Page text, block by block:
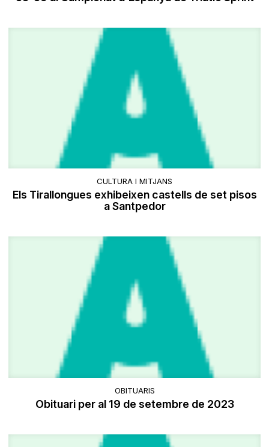
CULTURA I MITJANS
Els Tirallongues exhibeixen castells de set pisos
a Santpedor
OBITUARIS
Obituari per al 19 de setembre de 2023